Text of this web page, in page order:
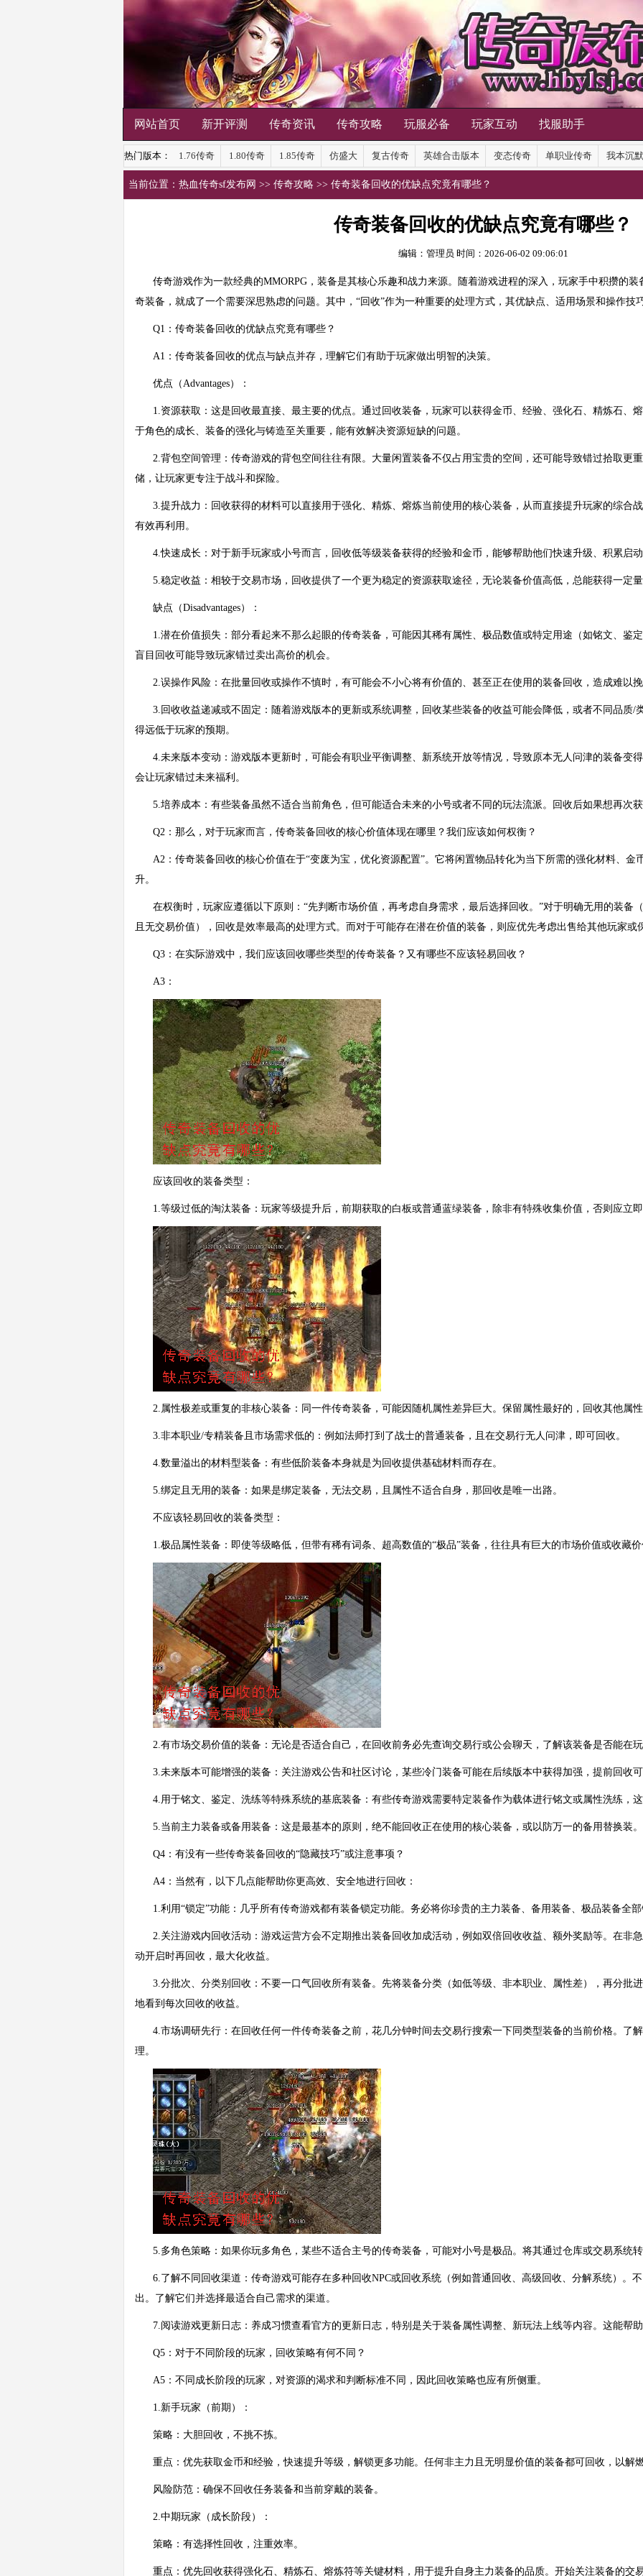
网站首页 新开评测 传奇资讯 传奇攻略 玩服必备 玩家互动 找服助手
热门版本： 1.76传奇 1.80传奇 1.85传奇 仿盛大 复古传奇 英雄合击版本 变态传奇 单职业传奇 我本沉默
当前位置： 热血传奇sf发布网 >> 传奇攻略 >> 传奇装备回收的优缺点究竟有哪些？
传奇装备回收的优缺点究竟有哪些？
编辑：管理员 时间：2026-06-02 09:06:01
传奇游戏作为一款经典的MMORPG， 装备是其核心乐趣和战力来源。随着游戏进程的深入，玩家手中积攒的
奇装备，就成了一个需要深思熟虑的问题。其中，“回收”作为一种重要的处理方式，其优缺点、适用场景和操作技
Q1：传奇装备回收的优缺点究竟有哪些？
A1：传奇装备回收的优点与缺点并存，理解它们有助于玩家做出明智的决策。
优点（Advantages）：
1.资源获取：这是回收最直接、最主要的优点。通过回收装备，玩家可以获得金币、经验、强化石、精炼石、
于角色的成长、装备的强化与铸造至关重要，能有效解决资源短缺的问题。
2.背包空间管理：传奇游戏的背包空间往往有限。大量闲置装备不仅占用宝贵的空间，还可能导致错过拾取更
储，让玩家更专注于战斗和探险。
3.提升战力：回收获得的材料可以直接用于强化、精炼、熔炼当前使用的核心装备，从而直接提升玩家的综合
有效再利用。
4.快速成长：对于新手玩家或小号而言，回收低等级装备获得的经验和金币，能够帮助他们快速升级、积累启
5.稳定收益：相较于交易市场，回收提供了一个更为稳定的资源获取途径，无论装备价值高低，总能获得一定
缺点（Disadvantages）：
1.潜在价值损失：部分看起来不那么起眼的传奇装备，可能因其稀有属性、极品数值或特定用途（如铭文、鉴
盲目回收可能导致玩家错过卖出高价的机会。
2.误操作风险：在批量回收或操作不慎时，有可能会不小心将有价值的、甚至正在使用的装备回收，造成难以
3.回收收益递减或不固定：随着游戏版本的更新或系统调整，回收某些装备的收益可能会降低，或者不同品质/
得远低于玩家的预期。
4.未来版本变动：游戏版本更新时，可能会有职业平衡调整、新系统开放等情况，导致原本无人问津的装备变
会让玩家错过未来福利。
5.培养成本：有些装备虽然不适合当前角色，但可能适合未来的小号或者不同的玩法流派。回收后如果想再次
Q2：那么，对于玩家而言，传奇装备回收的核心价值体现在哪里？我们应该如何权衡？
A2：传奇装备回收的核心价值在于“变废为宝，优化资源配置”。它将闲置物品转化为当下所需的强化材料、金
升。
在权衡时，玩家应遵循以下原则：“先判断市场价值，再考虑自身需求，最后选择回收。”对于明确无用的装备
且无交易价值），回收是效率最高的处理方式。而对于可能存在潜在价值的装备，则应优先考虑出售给其他玩家或
Q3：在实际游戏中，我们应该回收哪些类型的传奇装备？又有哪些不应该轻易回收？
A3：
应该回收的装备类型：
1.等级过低的淘汰装备：玩家等级提升后，前期获取的白板或普通蓝绿装备，除非有特殊收集价值，否则应立
2.属性极差或重复的非核心装备：同一件传奇装备，可能因随机属性差异巨大。保留属性最好的，回收其他属
3.非本职业/专精装备且市场需求低的：例如法师打到了战士的普通装备，且在交易行无人问津，即可回收。
4.数量溢出的材料型装备：有些低阶装备本身就是为回收提供基础材料而存在。
5.绑定且无用的装备：如果是绑定装备，无法交易，且属性不适合自身，那回收是唯一出路。
不应该轻易回收的装备类型：
1.极品属性装备：即使等级略低，但带有稀有词条、超高数值的“极品”装备，往往具有巨大的市场价值或收藏
2.有市场交易价值的装备：无论是否适合自己，在回收前务必先查询交易行或公会聊天，了解该装备是否能在
3.未来版本可能增强的装备：关注游戏公告和社区讨论，某些冷门装备可能在后续版本中获得加强，提前回收
4.用于铭文、鉴定、洗练等特殊系统的基底装备：有些传奇游戏需要特定装备作为载体进行铭文或属性洗练，
5.当前主力装备或备用装备：这是最基本的原则，绝不能回收正在使用的核心装备，或以防万一的备用替换装。
Q4：有没有一些传奇装备回收的“隐藏技巧”或注意事项？
A4：当然有，以下几点能帮助你更高效、安全地进行回收：
1.利用“锁定”功能：几乎所有传奇游戏都有装备锁定功能。务必将你珍贵的主力装备、备用装备、极品装备全
2.关注游戏内回收活动：游戏运营方会不定期推出装备回收加成活动，例如双倍回收收益、额外奖励等。在非
动开启时再回收，最大化收益。
3.分批次、分类别回收：不要一口气回收所有装备。先将装备分类（如低等级、非本职业、属性差），再分批
地看到每次回收的收益。
4.市场调研先行：在回收任何一件传奇装备之前，花几分钟时间去交易行搜索一下同类型装备的当前价格。了
理。
5.多角色策略：如果你玩多角色，某些不适合主号的传奇装备，可能对小号是极品。将其通过仓库或交易系统
6.了解不同回收渠道：传奇游戏可能存在多种回收NPC或回收系统（例如普通回收、高级回收、分解系统）。
出。了解它们并选择最适合自己需求的渠道。
7.阅读游戏更新日志：养成习惯查看官方的更新日志，特别是关于装备属性调整、新玩法上线等内容。这能帮
Q5：对于不同阶段的玩家，回收策略有何不同？
A5：不同成长阶段的玩家，对资源的渴求和判断标准不同，因此回收策略也应有所侧重。
1.新手玩家（前期）：
策略：大胆回收，不挑不拣。
重点：优先获取金币和经验，快速提升等级，解锁更多功能。任何非主力且无明显价值的装备都可回收，以解
风险防范：确保不回收任务装备和当前穿戴的装备。
2.中期玩家（成长阶段）：
策略：有选择性回收，注重效率。
重点：优先回收获得强化石、精炼石、熔炼符等关键材料，用于提升自身主力装备的品质。开始关注装备的交